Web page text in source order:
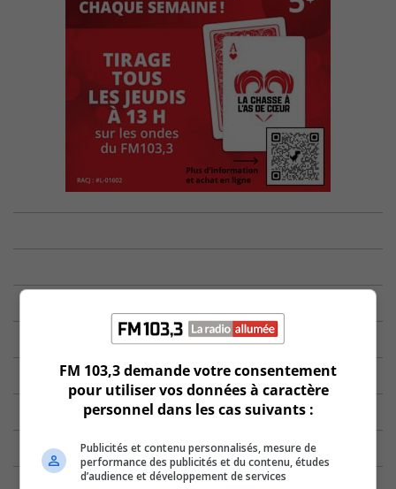
FM 103,3 demande votre consentement
pour utiliser vos données à caractère
personnel dans les cas suivants :
Publicités et contenu personnalisés, mesure de
performance des publicités et du contenu, études
d’audience et développement de services